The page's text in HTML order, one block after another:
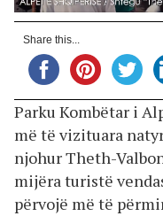
Share this...
Parku Kombëtar i
më të vizituara
njohur Theth-
mijëra turistë
përvojë më të